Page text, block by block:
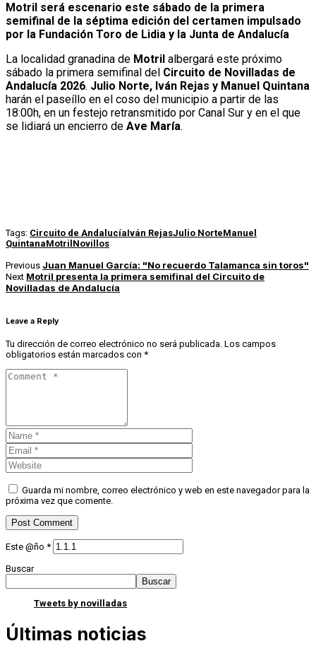
Motril será escenario este sábado de la primera
semifinal de la séptima edición del certamen impulsado
por la Fundación Toro de Lidia y la Junta de Andalucía
La localidad granadina de Motril albergará este próximo
sábado la primera semifinal del Circuito de Novilladas de
Andalucía 2026. Julio Norte, Iván Rejas y Manuel Quintana
harán el paseíllo en el coso del municipio a partir de las
18:00h, en un festejo retransmitido por Canal Sur y en el que
se lidiará un encierro de Ave María.
Tags: Circuito de AndalucíaIván RejasJulio NorteManuel
QuintanaMotril Novillos
Previous Juan Manuel García: "No recuerdo Talamanca sin toros"
Next Motril presenta la primera semifinal del Circuito de
Novilladas de Andalucía
Leave a Reply
Tu dirección de correo electrónico no será publicada. Los campos
obligatorios están marcados con *
Guarda mi nombre, correo electrónico y web en este navegador para la
próxima vez que comente.
Este @ño *
Buscar
Buscar
Tweets by novilladas
Últimas noticias